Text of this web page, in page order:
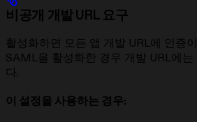
비공개 개발 URL 요구
활성화하면 모든 앱 개발 URL에 인증
SAML을 활성화한 경우 개발 URL에는
다.
이 설정을 사용하는 경우: